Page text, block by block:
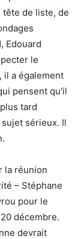
tête de liste, de
Edouard
le
il a également
pensent qu'il
tard
sérieux. Il
la réunion
– Stéphane
pour le
décembre.
devrait